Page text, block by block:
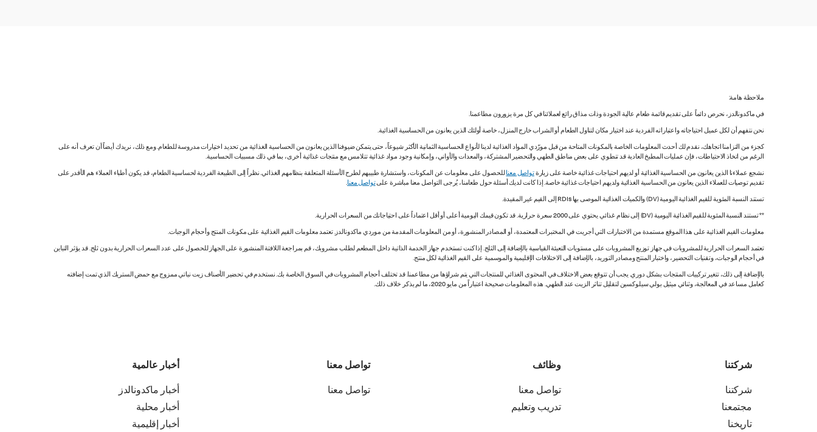
ملاحظة هامة:
في ماكدونالدز، نحرص دائماً على تقديم قائمة طعام عالية الجودة وذات مذاق رائع لعملائنا في كل مرة يزورون مطاعمنا.
نحن نتفهم أن لكل عميل احتياجاته واعتباراته الفردية عند اختيار مكان لتناول الطعام أو الشراب خارج المنزل، خاصة أولئك الذين يعانون من الحساسية الغذائية.
كجزء من التزامنا اتجاهك، نقدم لك أحدث المعلومات الخاصة بالمكونات المتاحة من قبل مورّدي المواد الغذائية لدينا لأنواع الحساسية الثمانية الأكثر شيوعاً، حتى يتمكن ضيوفنا الذين يعانون من الحساسية الغذائية من تحديد اختيارات مدروسة للطعام. ومع ذلك، نريدك أيضاً أن تعرف أنه على
الرغم من اتخاذ الاحتياطات، فإن عمليات المطبخ العادية قد تنطوي على بعض مناطق الطهي والتحضير المشتركة، والمعدات والأواني، وإمكانية وجود مواد غذائية تتلامس مع منتجات غذائية أخرى، بما في ذلك مسببات الحساسية.
نشجع عملاءنا الذين يعانون من الحساسية الغذائية أو لديهم احتياجات غذائية خاصة على زيارةتواصل معناللحصول على معلومات عن المكونات، واستشارة طبيبهم لطرح الأسئلة المتعلقة بنظامهم الغذائي. نظراً إلى الطبيعة الفردية لحساسية الطعام، قد يكون أطباء العملاء هم الأقدر على
تقديم توصيات للعملاء الذين يعانون من الحساسية الغذائية ولديهم احتياجات غذائية خاصة. إذا كانت لديك أسئلة حول طعامنا، يُرجى التواصل معنا مباشرة علىتواصل معنا.
تستند النسبة المئوية للقيم الغذائية اليومية (DV) والكميات الغذائية الموصى بها RDIs إلى القيم غير المقيدة.
** تستند النسبة المئوية للقيم الغذائية اليومية (DV) إلى نظام غذائي يحتوي على 2000 سعرة حرارية. قد تكون قيمك اليومية أعلى أو أقل اعتماداً على احتياجاتك من السعرات الحرارية.
معلومات القيم الغذائية على هذا الموقع مستمدة من الاختبارات التي أجريت في المختبرات المعتمدة، أو المصادر المنشورة، أو من المعلومات المقدمة من موردي ماكدونالدز. تعتمد معلومات القيم الغذائية على مكونات المنتج وأحجام الوجبات.
تعتمد السعرات الحرارية للمشروبات في جهاز توزيع المشروبات على مستويات التعبئة القياسية بالإضافة إلى الثلج. إذا كنت تستخدم جهاز الخدمة الذاتية داخل المطعم لطلب مشروبك، قم بمراجعة اللافتة المنشورة على الجهاز للحصول على عدد السعرات الحرارية بدون ثلج. قد يؤثر التباين
في أحجام الوجبات، وتقنيات التحضير، واختبار المنتج ومصادر التوريد، بالإضافة إلى الاختلافات الإقليمية والموسمية على القيم الغذائية لكل منتج.
بالإضافة إلى ذلك، تتغير تركيبات المنتجات بشكل دوري. يجب أن تتوقع بعض الاختلاف في المحتوى الغذائي للمنتجات التي يتم شراؤها من مطاعمنا. قد تختلف أحجام المشروبات في السوق الخاصة بك. نستخدم في تحضير الأصناف زيت نباتي ممزوج مع حمض الستريك الذي تمت إضافته
كعامل مساعد في المعالجة، وثنائي ميثيل بولي سيلوكسين لتقليل تناثر الزيت عند الطهي. هذه المعلومات صحيحة اعتباراً من مايو 2020، ما لم يذكر خلاف ذلك.
شركتنا
شركتنا
مجتمعنا
تاريخنا
وظائف
تواصل معنا
تدريب وتعليم
تواصل معنا
تواصل معنا
أخبار عالمية
أخبار ماكدونالدز
أخبار محلية
أخبار إقليمية